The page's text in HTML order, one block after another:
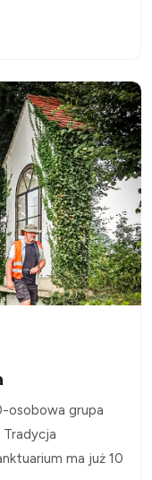
osobowa grupa
Tradycja
ma już 10